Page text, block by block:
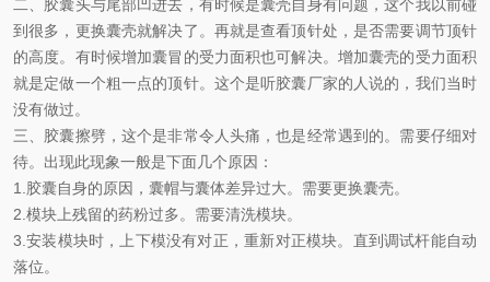
二、胶囊头与尾部凹进去，有时候是囊壳自身有问题，这个我以前碰
到很多，更换囊壳就解决了。再就是查看顶针处，是否需要调节顶针
的高度。有时候增加囊冒的受力面积也可解决。增加囊壳的受力面积
就是定做一个粗一点的顶针。这个是听胶囊厂家的人说的，我们当时
没有做过。
三、胶囊擦劈，这个是非常令人头痛，也是经常遇到的。需要仔细对
待。出现此现象一般是下面几个原因：
1.胶囊自身的原因，囊帽与囊体差异过大。需要更换囊壳。
2.模块上残留的药粉过多。需要清洗模块。
3.安装模块时，上下模没有对正，重新对正模块。直到调试杆能自动
落位。